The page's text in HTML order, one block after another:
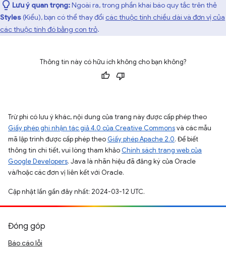
Lưu ý quan trọng:Ngoài ra, trong phần khai báo quy tắc trên thẻ
Styles(Kiểu), bạn có thể thay đổi các thuộc tính chiều dài và đơn vị của
các thuộc tính đó bằng con trỏ.
Thông tin này có hữu ích không cho bạn không?
Trừ phi có lưu ý khác, nội dung của trang này được cấp phép theo
Giấy phép ghi nhận tác giả 4.0 của Creative Commonsvà các mẫu
mã lập trình được cấp phép theo Giấy phép Apache 2.0. Để biết
thông tin chi tiết, vui lòng tham khảo Chính sách trang web của
Google Developers. Java là nhãn hiệu đã đăng ký của Oracle
và/hoặc các đơn vị liên kết với Oracle.
Cập nhật lần gần đây nhất: 2024-03-12 UTC.
Đóng góp
Báo cáo lỗi